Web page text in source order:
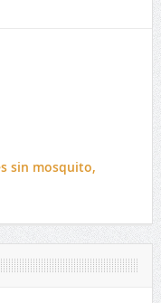
sin mosquito,